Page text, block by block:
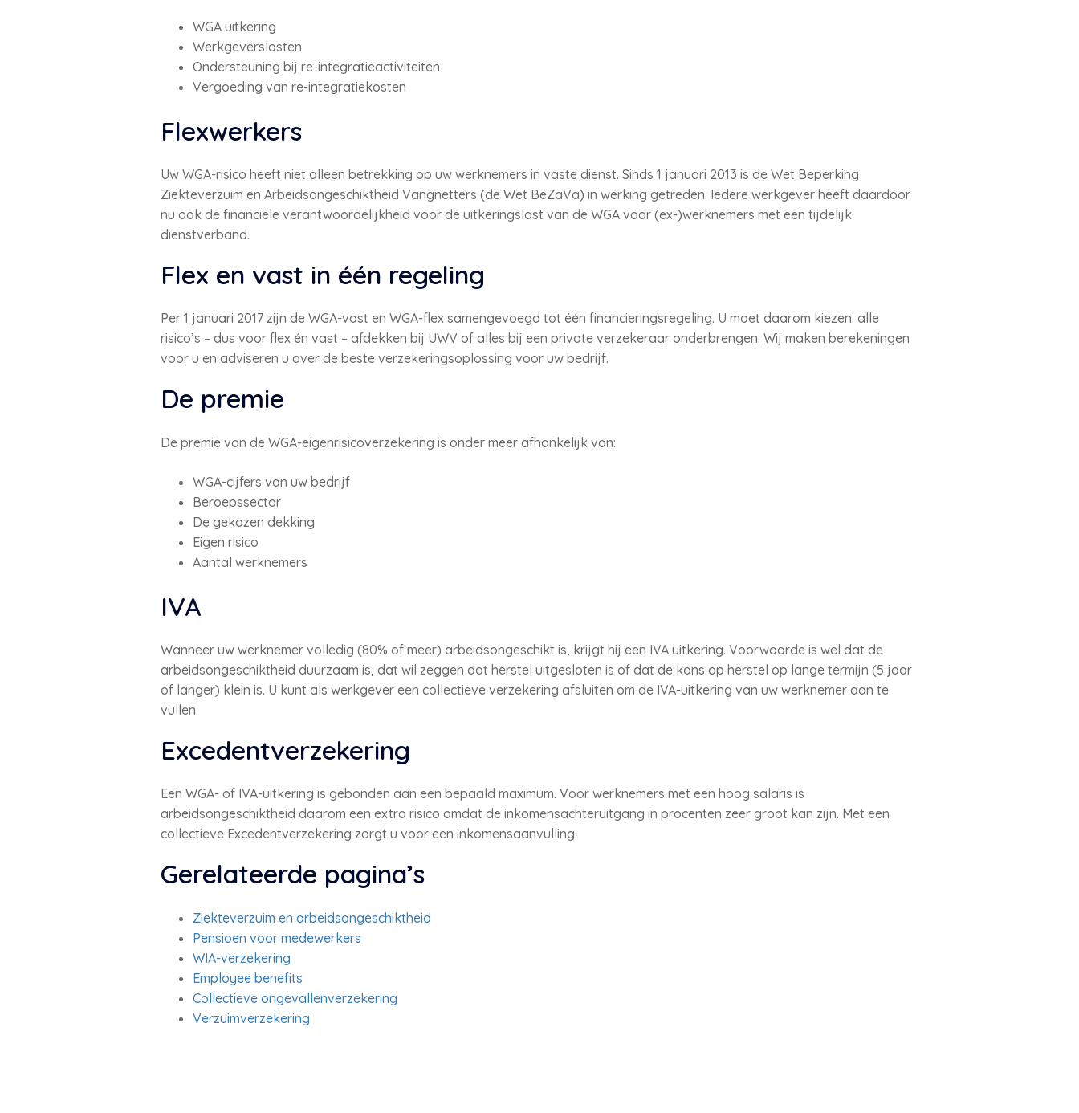
WGA uitkering
Werkgeverslasten
Ondersteuning bij re-integratieactiviteiten
Vergoeding van re-integratiekosten
Flexwerkers
Uw WGA-risico heeft niet alleen betrekking op uw werknemers in vaste dienst. Sinds 1 januari 2013 is de Wet Beperking
Ziekteverzuim en Arbeidsongeschiktheid Vangnetters (de Wet BeZaVa) in werking getreden. Iedere werkgever heeft daardoor
nu ook de financiële verantwoordelijkheid voor de uitkeringslast van de WGA voor (ex-)werknemers met een tijdelijk
dienstverband.
Flex en vast in één regeling
Per 1 januari 2017 zijn de WGA-vast en WGA-flex samengevoegd tot één financieringsregeling. U moet daarom kiezen: alle
risico’s – dus voor flex én vast – afdekken bij UWV of alles bij een private verzekeraar onderbrengen. Wij maken berekeningen
voor u en adviseren u over de beste verzekeringsoplossing voor uw bedrijf.
De premie
De premie van de WGA-eigenrisicoverzekering is onder meer afhankelijk van:
WGA-cijfers van uw bedrijf
Beroepssector
De gekozen dekking
Eigen risico
Aantal werknemers
IVA
Wanneer uw werknemer volledig (80% of meer) arbeidsongeschikt is, krijgt hij een IVA uitkering. Voorwaarde is wel dat de
arbeidsongeschiktheid duurzaam is, dat wil zeggen dat herstel uitgesloten is of dat de kans op herstel op lange termijn (5 jaar
of langer) klein is. U kunt als werkgever een collectieve verzekering afsluiten om de IVA-uitkering van uw werknemer aan te
vullen.
Excedentverzekering
Een WGA- of IVA-uitkering is gebonden aan een bepaald maximum. Voor werknemers met een hoog salaris is
arbeidsongeschiktheid daarom een extra risico omdat de inkomensachteruitgang in procenten zeer groot kan zijn. Met een
collectieve Excedentverzekering zorgt u voor een inkomensaanvulling.
Gerelateerde pagina’s
Ziekteverzuim en arbeidsongeschiktheid
Pensioen voor medewerkers
WIA-verzekering
Employee benefits
Collectieve ongevallenverzekering
Verzuimverzekering